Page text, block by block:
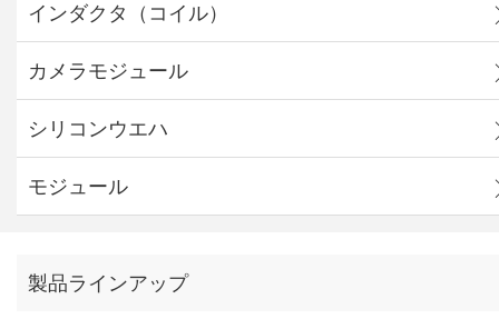
インダクタ（コイル）
カメラモジュール
シリコンウエハ
モジュール
製品ラインアップ